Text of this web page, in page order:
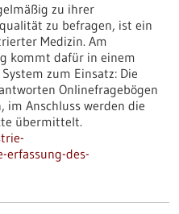
zu ihrer
zu befragen, ist ein
Medizin. Am
kommt dafür in einem
zum Einsatz: Die
Onlinefragebögen
im Anschluss werden die
übermittelt.
des-